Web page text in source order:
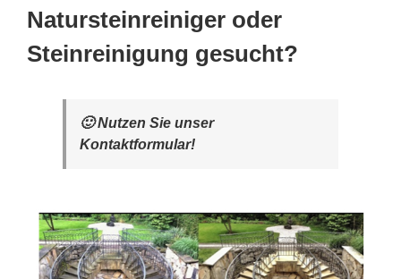
Natursteinreiniger oder
Steinreinigung gesucht?
🙂 Nutzen Sie unser
Kontaktformular!